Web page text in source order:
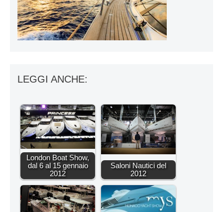
LEGGI ANCHE:
London Boat Show,
dal 6 al 15 gennaio
2012
Saloni Nautici del
2012